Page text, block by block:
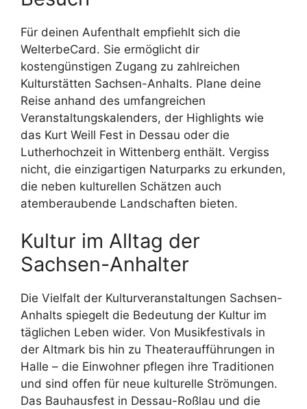
Für deinen Aufenthalt empfiehlt sich die
WelterbeCard. Sie ermöglicht dir
kostengünstigen Zugang zu zahlreichen
Kulturstätten Sachsen-Anhalts. Plane deine
Reise anhand des umfangreichen
Veranstaltungskalenders, der Highlights wie
das Kurt Weill Fest in Dessau oder die
Lutherhochzeit in Wittenberg enthält. Vergiss
nicht, die einzigartigen Naturparks zu erkunden,
die neben kulturellen Schätzen auch
atemberaubende Landschaften bieten.
Kultur im Alltag der
Sachsen-Anhalter
Die Vielfalt der Kulturveranstaltungen Sachsen-
Anhalts spiegelt die Bedeutung der Kultur im
täglichen Leben wider. Von Musikfestivals in
der Altmark bis hin zu Theateraufführungen in
Halle – die Einwohner pflegen ihre Traditionen
und sind offen für neue kulturelle Strömungen.
Das Bauhausfest in Dessau-Roßlau und die